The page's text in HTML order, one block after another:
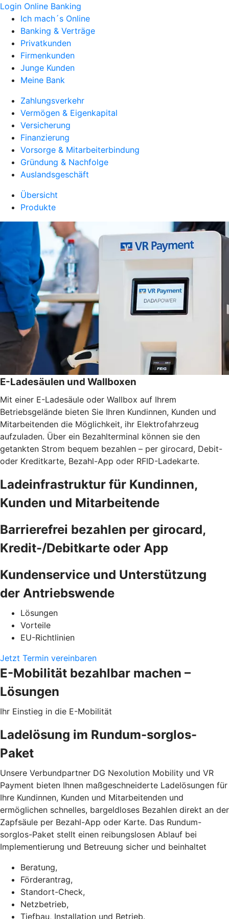
Login Online Banking
Ich mach´s Online
Banking & Verträge
Privatkunden
Firmenkunden
Junge Kunden
Meine Bank
Zahlungsverkehr
Vermögen & Eigenkapital
Versicherung
Finanzierung
Vorsorge & Mitarbeiterbindung
Gründung & Nachfolge
Auslandsgeschäft
Übersicht
Produkte
E-Ladesäulen und Wallboxen
Mit einer E-Ladesäule oder Wallbox auf Ihrem
Betriebsgelände bieten Sie Ihren Kundinnen, Kunden und
Mitarbeitenden die Möglichkeit, ihr Elektrofahrzeug
aufzuladen. Über ein Bezahlterminal können sie den
getankten Strom bequem bezahlen – per girocard, Debit-
oder Kreditkarte, Bezahl-App oder RFID-Ladekarte.
Ladeinfrastruktur für Kundinnen,
Kunden und Mitarbeitende
Barrierefrei bezahlen per girocard,
Kredit-/Debitkarte oder App
Kundenservice und Unterstützung
der Antriebswende
Lösungen
Vorteile
EU-Richtlinien
Jetzt Termin vereinbaren
E-Mobilität bezahlbar machen –
Lösungen
Ihr Einstieg in die E-Mobilität
Ladelösung im Rundum-sorglos-
Paket
Unsere Verbundpartner DG Nexolution Mobility und VR
Payment bieten Ihnen maßgeschneiderte Ladelösungen für
Ihre Kundinnen, Kunden und Mitarbeitenden und
ermöglichen schnelles, bargeldloses Bezahlen direkt an der
Zapfsäule per Bezahl-App oder Karte. Das Rundum-
sorglos-Paket stellt einen reibungslosen Ablauf bei
Implementierung und Betreuung sicher und beinhaltet
Beratung,
Förderantrag,
Standort-Check,
Netzbetrieb,
Tiefbau, Installation und Betrieb.